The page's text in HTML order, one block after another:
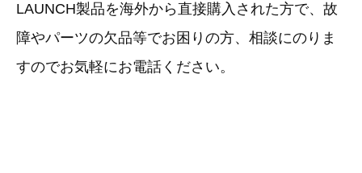
LAUNCH製品を海外から直接購入された方で、故
障やパーツの欠品等でお困りの方、相談にのりま
すのでお気軽にお電話ください。